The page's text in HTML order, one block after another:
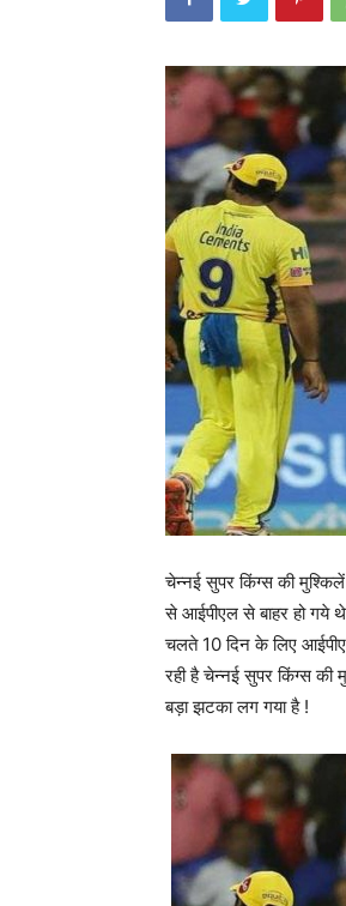
चेन्नई सुपर किंग्स की
से आईपीएल से बाहर हो गये
चलते 10 दिन के लिए
रही है चेन्नई सुपर किंग्स
बड़ा झटका लग गया है !